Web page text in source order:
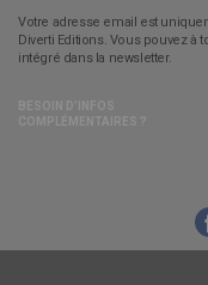
Votre adresse email est
Diverti Editions. Vous pouvez
intégré dans la newsletter.